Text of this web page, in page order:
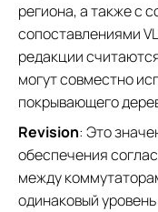
региона, а также с
сопоставлениями
редакции
могут совместно
покрывающего
Revision: Это
обеспечения
между
одинаковый